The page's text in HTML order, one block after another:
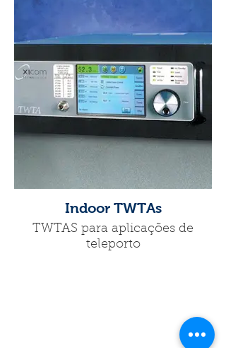
Indoor TWTAs
TWTAS para aplicações de
teleporto